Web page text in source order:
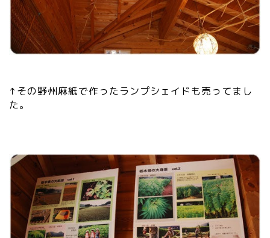
↑その野州麻紙で作ったランプシェイドも売ってまし
た。